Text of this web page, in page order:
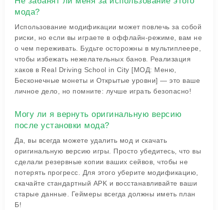
мода?
Использование модификации может повлечь за собой
риски, но если вы играете в оффлайн-режиме, вам не
о чем переживать. Будьте осторожны в мультиплеере,
чтобы избежать нежелательных банов. Реализация
хаков в Real Driving School in City [МОД: Меню,
Бесконечные монеты и Открытые уровни] — это ваше
личное дело, но помните: лучше играть безопасно!
Могу ли я вернуть оригинальную версию
после установки мода?
Да, вы всегда можете удалить мод и скачать
оригинальную версию игры. Просто убедитесь, что вы
сделали резервные копии ваших сейвов, чтобы не
потерять прогресс. Для этого уберите модификацию,
скачайте стандартный APK и восстанавливайте ваши
старые данные. Геймеры всегда должны иметь план
Б!